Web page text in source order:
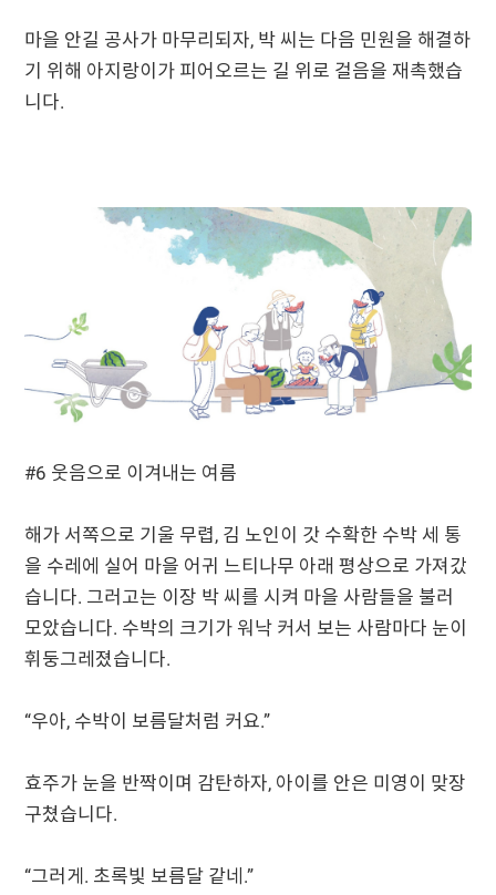
마을 안길 공사가 마무리되자, 박 씨는 다음 민원을 해결하
기 위해 아지랑이가 피어오르는 길 위로 걸음을 재촉했습
니다.
#6 웃음으로 이겨내는 여름
해가 서쪽으로 기울 무렵, 김 노인이 갓 수확한 수박 세 통
을 수레에 실어 마을 어귀 느티나무 아래 평상으로 가져갔
습니다. 그러고는 이장 박 씨를 시켜 마을 사람들을 불러
모았습니다. 수박의 크기가 워낙 커서 보는 사람마다 눈이
휘둥그레졌습니다.
“우아, 수박이 보름달처럼 커요.”
효주가 눈을 반짝이며 감탄하자, 아이를 안은 미영이 맞장
구쳤습니다.
“그러게. 초록빛 보름달 같네.”